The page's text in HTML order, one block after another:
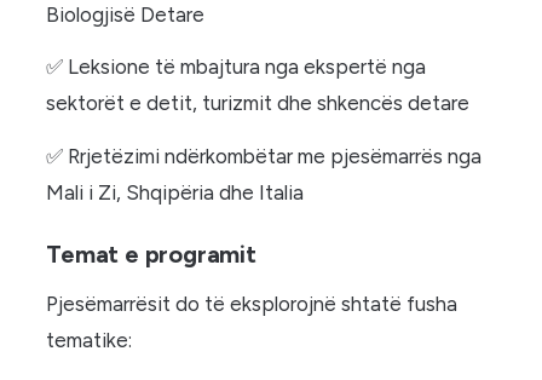
Biologjisë Detare
✅ Leksione të mbajtura nga ekspertë nga
sektorët e detit, turizmit dhe shkencës detare
✅ Rrjetëzimi ndërkombëtar me pjesëmarrës nga
Mali i Zi, Shqipëria dhe Italia
Temat e programit
Pjesëmarrësit do të eksplorojnë shtatë fusha
tematike: